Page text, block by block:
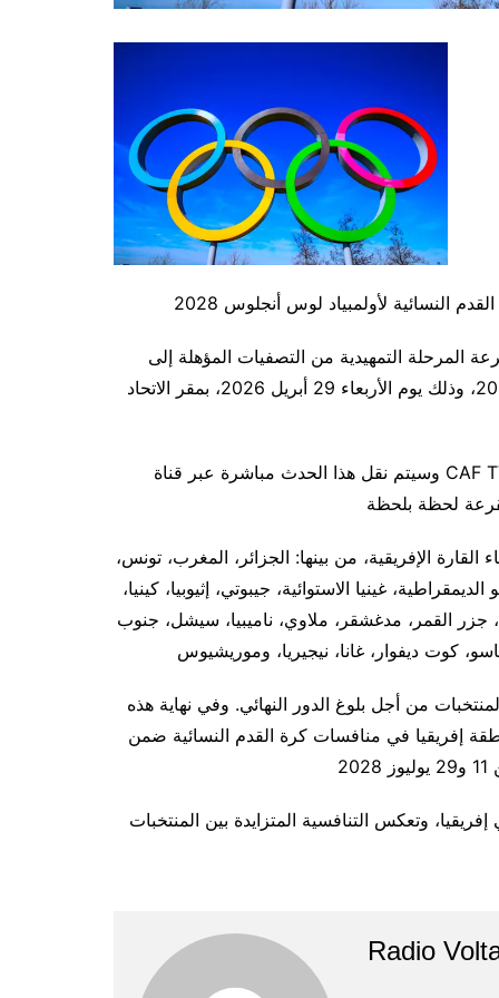
النسائية لأولمبياد لوس أنجلوس 2028
المرحلة التمهيدية من التصفيات المؤهلة إلى
دورة الألعاب الأولمبية لكرة القدم النسائية – لوس أنجلوس 2028، وذلك يوم الأربعاء 29 أبريل 2026، بمقر الاتحاد
وسيتم نقل هذا الحدث مباشرة عبر قناة CAF TV على منصة يوتيوب، ابتداءً من الساعة 15:00 بتوقيت القاهرة
من مختلف أنحاء القارة الإفريقية، من بينها: الجزائر، المغرب، تونس،
غينيا الاستوائية، جيبوتي، إثيوبيا، كينيا،
جزر القمر، مدغشقر، ملاوي، ناميبيا، سيشل، جنوب
من أجل بلوغ الدور النهائي. وفي نهاية هذه
إفريقيا في منافسات كرة القدم النسائية ضمن
وتعكس التنافسية المتزايدة بين المنتخبات
Radio